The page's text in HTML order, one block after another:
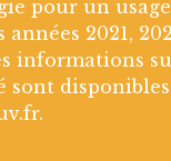
pour un
années 2021,
informations
sont